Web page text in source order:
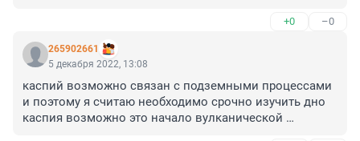
+0 –0
265902661
5 декабря 2022, 13:08
каспий возможно связан с подземными процессами
и поэтому я считаю необходимо срочно изучить дно
каспия возможно это начало вулканической